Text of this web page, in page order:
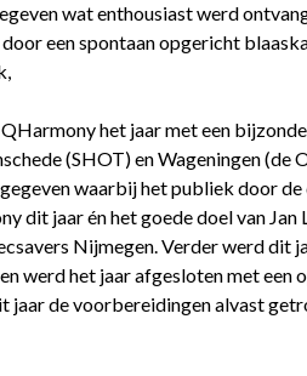
wat enthousiast werd
een spontaan opgericht
het jaar met een
(SHOT) en Wageningen
gegeven waarbij het publiek door
dit jaar én het goede doel van
Nijmegen. Verder werd dit
werd het jaar afgesloten met een
jaar de voorbereidingen alvast